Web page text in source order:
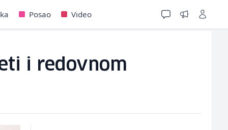
Posao Video
i redovnom